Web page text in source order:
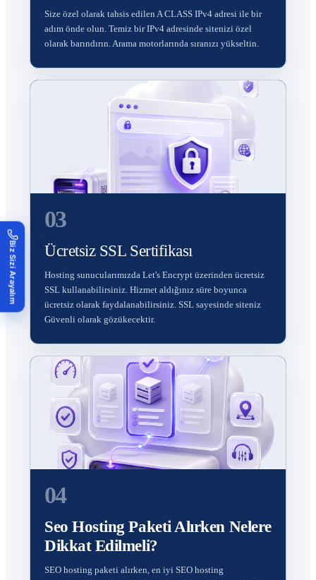
Size özel olarak tahsis edilen A CLASS IPv4 adresi ile bir
adım önde olun. Temiz bir IPv4 adresinde sitenizi özel
olarak barındırın. Arama motorlarında sıranızı yükseltin.
03
Ücretsiz SSL Sertifikası
Hosting sunucularımızda Let's Encrypt üzerinden ücretsiz
SSL kullanabilirsiniz. Hizmet aldığınız süre boyunca
ücretsiz olarak faydalanabilirsiniz. SSL sayesinde siteniz
Güvenli olarak gözükecektir.
04
Seo Hosting Paketi Alırken Nelere
Dikkat Edilmeli?
SEO hosting paketi alırken, en iyi SEO hosting
Biz Sizi Arayalım